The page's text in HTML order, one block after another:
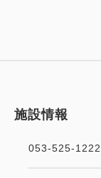
施設情報
053-525-1222